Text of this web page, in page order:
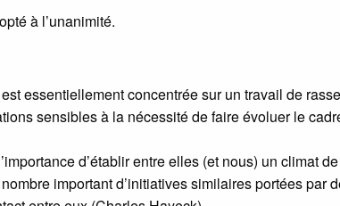
à l’unanimité.
essentiellement concentrée sur un travail de
sensibles à la nécessité de faire évoluer le
d’établir entre elles (et nous) un climat
important d’initiatives similaires portées par